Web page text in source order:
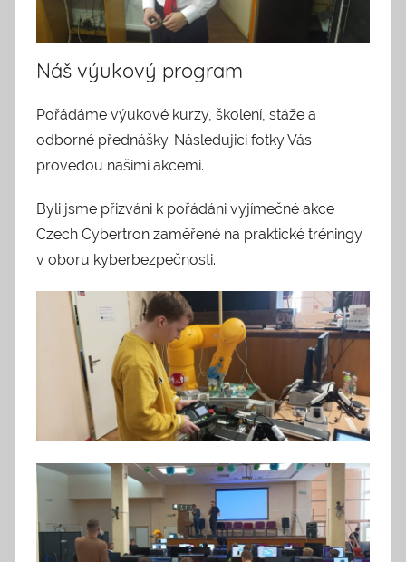
Náš výukový program
Pořádáme výukové kurzy, školení, stáže a
odborné přednášky. Následujici fotky Vás
provedou našimi akcemi.
Byli jsme přizváni k pořádáni vyjímečné akce
Czech Cybertron zaměřené na praktické tréningy
v oboru kyberbezpečnosti.